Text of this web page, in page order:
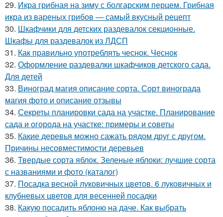
29. Икра грибная на зиму с болгарским перцем. Грибная
икра из вареных грибов — самый вкусный рецепт
30. Шкафчики для детских раздевалок секционные.
Шкафы для раздевалок из ЛДСП
31. Как правильно употреблять чеснок. Чеснок
32. Оформление раздевалки шкафчиков детского сада.
Для детей
33. Виноград магия описание сорта. Сорт винограда
магия фото и описание отзывы
34. Секреты планировки сада на участке. Планирование
сада и огорода на участке: примеры и советы
35. Какие деревья можно сажать рядом друг с другом.
Причины несовместимости деревьев
36. Твердые сорта яблок. Зеленые яблоки: лучшие сорта
с названиями и фото (каталог)
37. Посадка весной луковичных цветов. 6 луковичных и
клубневых цветов для весенней посадки
38. Какую посадить яблоню на даче. Как выбрать